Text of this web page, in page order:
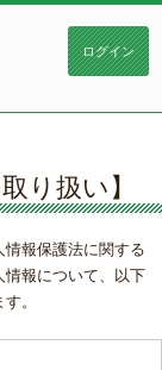
り扱い】
報保護法に関する
情報について、以下
。